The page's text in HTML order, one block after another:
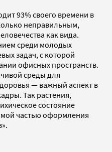
93% своего времени в
неправильным,
как вида.
среди молодых
задач, с которой
офисных пространств.
среды для
— важный аспект в
Так растения,
состояние
частью оформления